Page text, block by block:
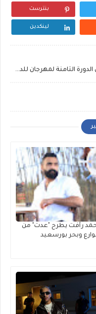
بنترست
لينكدين
العاصمة الإسماعيلية مكناس تحتضن الدورة الثامنة لمهرجان للدراما التلفزية
رأفت يطرح "عدت" من
وبحر بورسعيد